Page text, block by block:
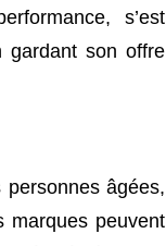
s’est
gardant son offre
âgées,
marques peuvent